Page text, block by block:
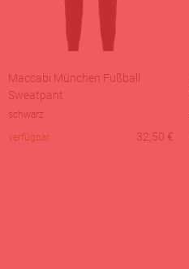
Maccabi München Fußball
Sweatpant
schwarz
verfügbar
32,50 €